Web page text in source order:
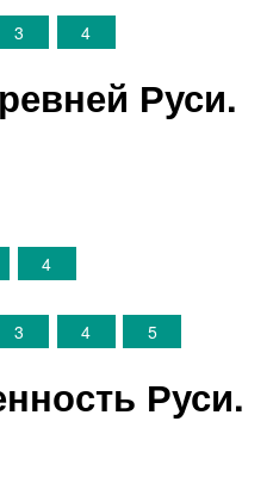
3 4
Руси.
4
3 4 5
Руси.